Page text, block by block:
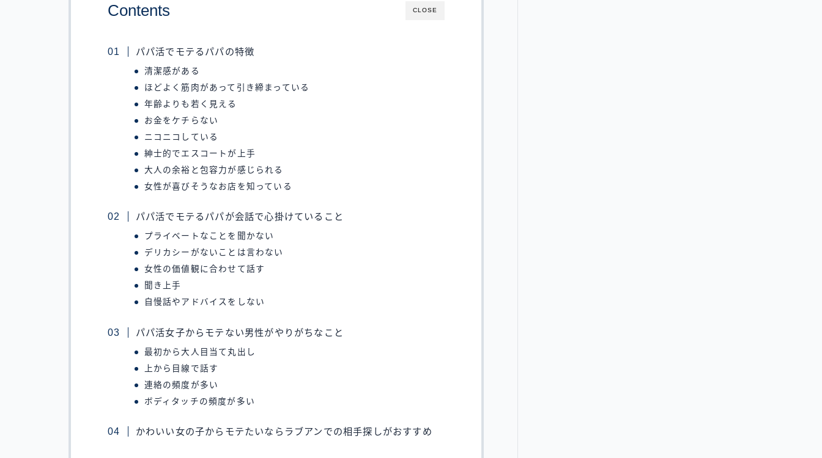
CLOSE
Contents
パパ活でモテるパパの特徴
清潔感がある
ほどよく筋肉があって引き締まっている
年齢よりも若く見える
お金をケチらない
ニコニコしている
紳士的でエスコートが上手
大人の余裕と包容力が感じられる
女性が喜びそうなお店を知っている
パパ活でモテるパパが会話で心掛けていること
プライベートなことを聞かない
デリカシーがないことは言わない
女性の価値観に合わせて話す
聞き上手
自慢話やアドバイスをしない
パパ活女子からモテない男性がやりがちなこと
最初から大人目当て丸出し
上から目線で話す
連絡の頻度が多い
ボディタッチの頻度が多い
かわいい女の子からモテたいならラブアンでの相手探しがおすすめ